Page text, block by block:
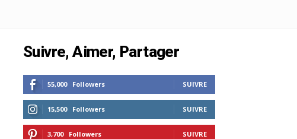
Suivre, Aimer, Partager
55,000 Followers SUIVRE
15,500 Followers SUIVRE
3,700 Followers SUIVRE